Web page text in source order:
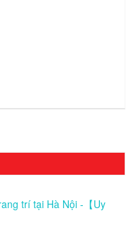
trí tại Hà Nội -【Uy